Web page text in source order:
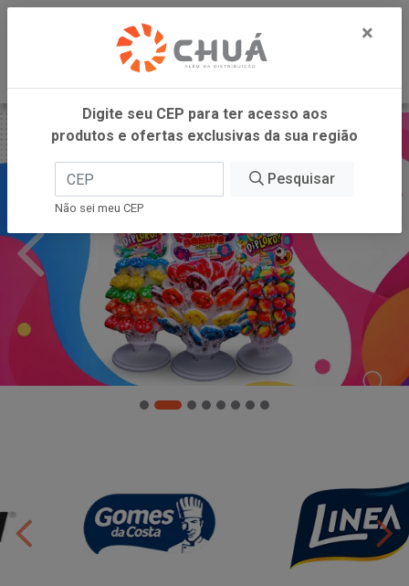
×
Digite seu CEP para ter acesso aos
produtos e ofertas exclusivas da sua região
Pesquisar
Não sei meu CEP